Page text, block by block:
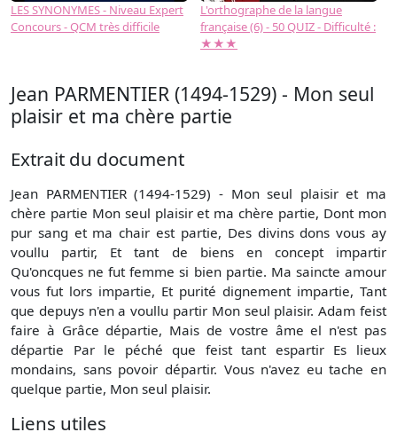
LES SYNONYMES - Niveau Expert
Concours - QCM très difficile
L'orthographe de la langue
française (6) - 50 QUIZ - Difficulté :
★★★
Jean PARMENTIER (1494-1529) - Mon seul
plaisir et ma chère partie
Extrait du document
Jean PARMENTIER (1494-1529) - Mon seul plaisir et ma
chère partie Mon seul plaisir et ma chère partie, Dont mon
pur sang et ma chair est partie, Des divins dons vous ay
voullu partir, Et tant de biens en concept impartir
Qu'oncques ne fut femme si bien partie. Ma saincte amour
vous fut lors impartie, Et purité dignement impartie, Tant
que depuys n'en a voullu partir Mon seul plaisir. Adam feist
faire à Grâce départie, Mais de vostre âme el n'est pas
départie Par le péché que feist tant espartir Es lieux
mondains, sans povoir départir. Vous n'avez eu tache en
quelque partie, Mon seul plaisir.
Liens utiles